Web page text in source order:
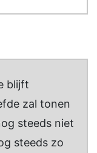
blijft
zal tonen
steeds niet
steeds zo